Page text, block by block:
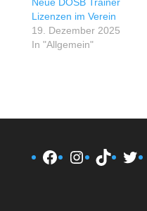
Lizenzen im Verein
19. Dezember 2025
In "Allgemein"
Facebook
Instagram
TikTok